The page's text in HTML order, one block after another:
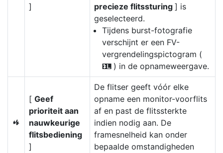
]
precieze flitssturing ] is
geselecteerd.
Tijdens burst-fotografie
verschijnt er een FV-
vergrendelingspictogram (
r ) in de opnameweergave.
q
[ Geef
prioriteit aan
nauwkeurige
flitsbediening
]
De flitser geeft vóór elke
opname een monitor-voorflits
af en past de flitssterkte
indien nodig aan. De
framesnelheid kan onder
bepaalde omstandigheden